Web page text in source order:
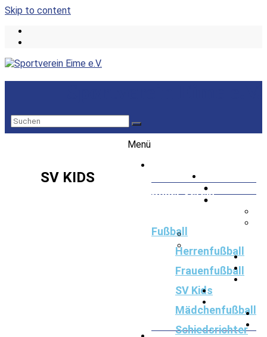
Skip to content
Menü
Unser Verein
Sponsoring
Fußball
Herrenfußball
Frauenfußball
SV Kids
Mädchenfußball
Schiedsrichter
SV KIDS